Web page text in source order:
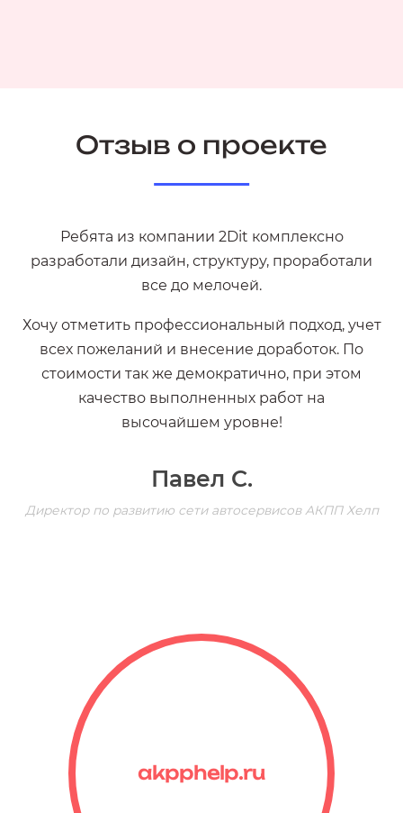
Отзыв о проекте
Ребята из компании 2Dit комплексно
разработали дизайн, структуру, проработали
все до мелочей.
Хочу отметить профессиональный подход, учет
всех пожеланий и внесение доработок. По
стоимости так же демократично, при этом
качество выполненных работ на
высочайшем уровне!
Павел С.
Директор по развитию сети автосервисов АКПП Хелп
akpphelp.ru